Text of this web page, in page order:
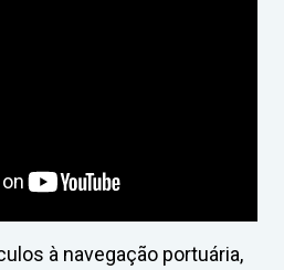
à navegação portuária,